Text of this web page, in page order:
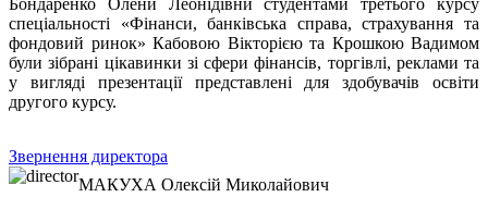
спеціальності «Фінанси, банківська справа, страхування та
фондовий ринок» Кабовою Вікторією та Крошкою Вадимом
були зібрані цікавинки зі сфери фінансів, торгівлі, реклами та
у вигляді презентації представлені для здобувачів освіти
другого курсу.
Звернення директора
МАКУХА Олексій Миколайович